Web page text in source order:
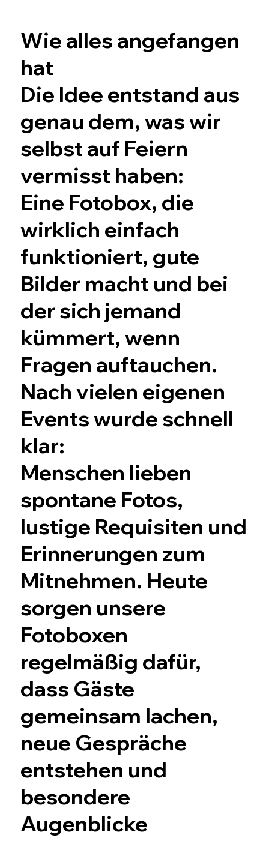
Wie alles angefangen
hat
Die Idee entstand aus
genau dem, was wir
selbst auf Feiern
vermisst haben:
Eine Fotobox, die
wirklich einfach
funktioniert, gute
Bilder macht und bei
der sich jemand
kümmert, wenn
Fragen auftauchen.
Nach vielen eigenen
Events wurde schnell
klar:
Menschen lieben
spontane Fotos,
lustige Requisiten und
Erinnerungen zum
Mitnehmen. Heute
sorgen unsere
Fotoboxen
regelmäßig dafür,
dass Gäste
gemeinsam lachen,
neue Gespräche
entstehen und
besondere
Augenblicke